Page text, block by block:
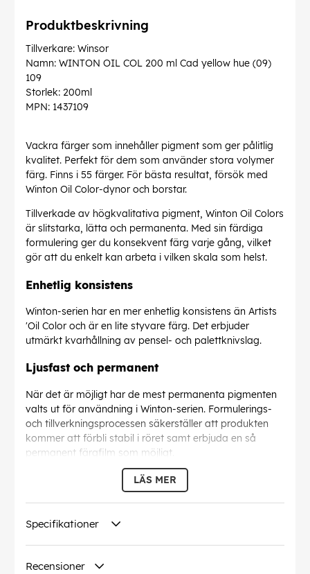
Produktbeskrivning
Tillverkare: Winsor
Namn: WINTON OIL COL 200 ml Cad yellow hue (09)
109
Storlek: 200ml
MPN: 1437109
Vackra färger som innehåller pigment som ger pålitlig
kvalitet. Perfekt för dem som använder stora volymer
färg. Finns i 55 färger. För bästa resultat, försök med
Winton Oil Color-dynor och borstar.
Tillverkade av högkvalitativa pigment, Winton Oil Colors
är slitstarka, lätta och permanenta. Med sin färdiga
formulering ger du konsekvent färg varje gång, vilket
gör att du enkelt kan arbeta i vilken skala som helst.
Enhetlig konsistens
Winton-serien har en mer enhetlig konsistens än Artists
'Oil Color och är en lite styvare färg. Det erbjuder
utmärkt kvarhållning av pensel- och palettknivslag.
Ljusfast och permanent
När det är möjligt har de mest permanenta pigmenten
valts ut för användning i Winton-serien. Formulerings-
och tillverkningsprocessen säkerställer att produkten
kommer att förbli stabil i röret samt erbjuda en så
permanent färgfilm som möjligt.
LÄS MER
Specifikationer
Recensioner